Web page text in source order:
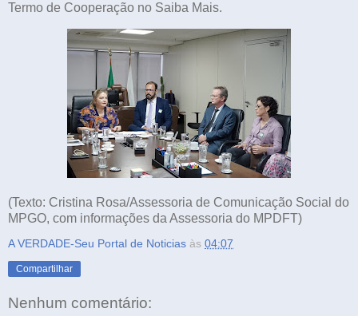
Termo de Cooperação no Saiba Mais.
(Texto: Cristina Rosa/Assessoria de Comunicação Social do
MPGO, com informações da Assessoria do MPDFT)
A VERDADE-Seu Portal de Noticias às 04:07
Compartilhar
Nenhum comentário: